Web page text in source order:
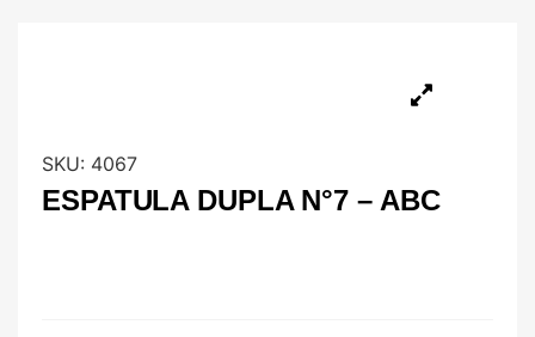
SKU: 4067
ESPATULA DUPLA N°7 – ABC